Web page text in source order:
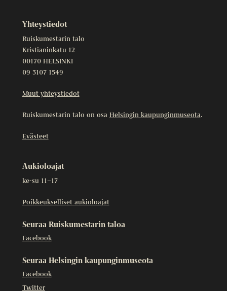
Yhteystiedot
Ruiskumestarin talo
Kristianinkatu 12
00170 HELSINKI
09 3107 1549
Muut yhteystiedot
Ruiskumestarin talo on osa Helsingin kaupunginmuseota.
Evästeet
Aukioloajat
ke-su 11–17
Poikkeukselliset aukioloajat
Seuraa Ruiskumestarin taloa
Facebook
Seuraa Helsingin kaupunginmuseota
Facebook
Twitter